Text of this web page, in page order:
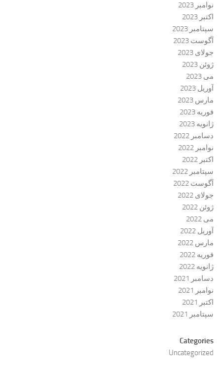
نوامبر 2023
اکتبر 2023
سپتامبر 2023
آگوست 2023
جولای 2023
ژوئن 2023
می 2023
آوریل 2023
مارس 2023
فوریه 2023
ژانویه 2023
دسامبر 2022
نوامبر 2022
اکتبر 2022
سپتامبر 2022
آگوست 2022
جولای 2022
ژوئن 2022
می 2022
آوریل 2022
مارس 2022
فوریه 2022
ژانویه 2022
دسامبر 2021
نوامبر 2021
اکتبر 2021
سپتامبر 2021
Categories
Uncategorized